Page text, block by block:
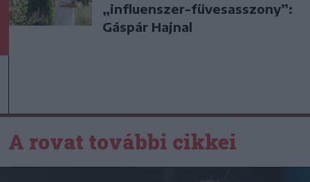
„influenszer-füvesasszony”:
Gáspár Hajnal
A rovat további cikkei